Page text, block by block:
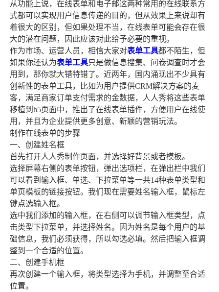
从功能上说，在线表单和电子邮这两种常用的在线联系方
式都可以实现用户信息传递的目的，但从效果上来说却有
着很大的区别，但如果处理不当，在线表单可能会存在很
大的潜在问题，因此应该对此给予必要的重视。
作为市场、运营人员，相信大家对表单工具都不陌生，但
如果你还认为表单工具只是做信息搜集、问卷调查时才会
用到，那你就大错特错了。近两年，国内涌现出不少具有
创新性的表单工具，比如为用户提供CRM解决方案的麦
客，满足商家订单支付需求的金数据，人人秀将这些表单
移植到h5页面中，推出了在线表单插件，方便用户在线使
用，并且为企业提供更多创意、新颖的营销玩法。
制作在线表单的步骤
一、创建姓名框
首先打开人人秀制作页面，并选择好背景或者模板。
选择屏幕右侧的表单按钮，弹出选项栏，在弹出栏中我们
可以看到输入框、单选、下拉菜单等一共14种表单类型和
单页模板的链接按钮。我们现在需要姓名输入框，鼠标左
键点选输入框。
选中我们添加的输入框，在右侧可以调节输入框类型，点
击类型下拉菜单，并选择姓名。因为姓名是每个用户的基
础信息，我们必须获得，所以勾选必填。然后把输入框调
整到一个合适的位置。
二、创建手机框
再次创建一个输入框，将类型选择为手机，并调整至合适
位置。